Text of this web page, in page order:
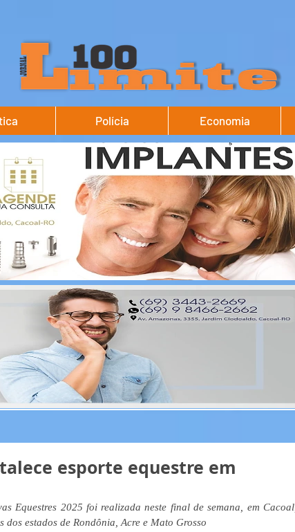
Polícia Economia
esporte equestre em
Equestres 2025 foi realizada neste final de semana, em Cacoal,
estados de Rondônia, Acre e Mato Grosso